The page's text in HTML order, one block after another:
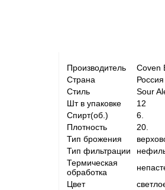
Производитель
Coven
Страна
Россия
Стиль
Sour
Шт в упаковке
12
Спирт(об.)
6.
Плотность
20.
Тип брожения
Тип фильтрации
Термическая
обработка
Цвет